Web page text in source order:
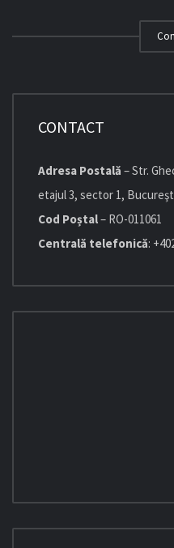
CONTACT
Adresa Postală – Str.
etajul 3, sector 1,
Cod Poștal– RO-011061
Centrală telefonică: